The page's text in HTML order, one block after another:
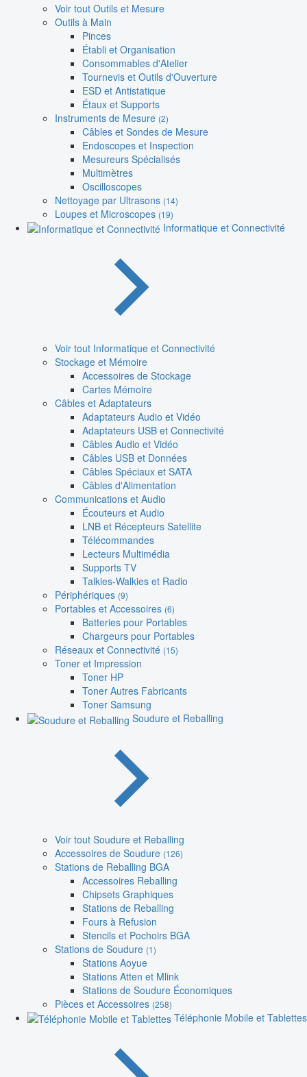
Voir tout Outils et Mesure
Outils à Main
Pinces
Établi et Organisation
Consommables d'Atelier
Tournevis et Outils d'Ouverture
ESD et Antistatique
Étaux et Supports
Instruments de Mesure (2)
Câbles et Sondes de Mesure
Endoscopes et Inspection
Mesureurs Spécialisés
Multimètres
Oscilloscopes
Nettoyage par Ultrasons (14)
Loupes et Microscopes (19)
Informatique et Connectivité
Voir tout Informatique et Connectivité
Stockage et Mémoire
Accessoires de Stockage
Cartes Mémoire
Câbles et Adaptateurs
Adaptateurs Audio et Vidéo
Adaptateurs USB et Connectivité
Câbles Audio et Vidéo
Câbles USB et Données
Câbles Spéciaux et SATA
Câbles d'Alimentation
Communications et Audio
Écouteurs et Audio
LNB et Récepteurs Satellite
Télécommandes
Lecteurs Multimédia
Supports TV
Talkies-Walkies et Radio
Périphériques (9)
Portables et Accessoires (6)
Batteries pour Portables
Chargeurs pour Portables
Réseaux et Connectivité (15)
Toner et Impression
Toner HP
Toner Autres Fabricants
Toner Samsung
Soudure et Reballing
Voir tout Soudure et Reballing
Accessoires de Soudure (126)
Stations de Reballing BGA
Accessoires Reballing
Chipsets Graphiques
Stations de Reballing
Fours à Refusion
Stencils et Pochoirs BGA
Stations de Soudure (1)
Stations Aoyue
Stations Atten et Mlink
Stations de Soudure Économiques
Pièces et Accessoires (258)
Téléphonie Mobile et Tablettes